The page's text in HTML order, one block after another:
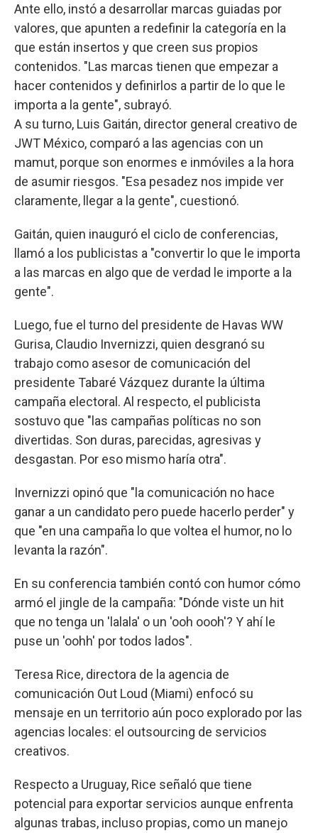
Ante ello, instó a desarrollar marcas guiadas por
valores, que apunten a redefinir la categoría en la
que están insertos y que creen sus propios
contenidos. "Las marcas tienen que empezar a
hacer contenidos y definirlos a partir de lo que le
importa a la gente", subrayó.
A su turno, Luis Gaitán, director general creativo de
JWT México, comparó a las agencias con un
mamut, porque son enormes e inmóviles a la hora
de asumir riesgos. "Esa pesadez nos impide ver
claramente, llegar a la gente", cuestionó.
Gaitán, quien inauguró el ciclo de conferencias,
llamó a los publicistas a "convertir lo que le importa
a las marcas en algo que de verdad le importe a la
gente".
Luego, fue el turno del presidente de Havas WW
Gurisa, Claudio Invernizzi, quien desgranó su
trabajo como asesor de comunicación del
presidente Tabaré Vázquez durante la última
campaña electoral. Al respecto, el publicista
sostuvo que "las campañas políticas no son
divertidas. Son duras, parecidas, agresivas y
desgastan. Por eso mismo haría otra".
Invernizzi opinó que "la comunicación no hace
ganar a un candidato pero puede hacerlo perder" y
que "en una campaña lo que voltea el humor, no lo
levanta la razón".
En su conferencia también contó con humor cómo
armó el jingle de la campaña: "Dónde viste un hit
que no tenga un 'lalala' o un 'ooh oooh'? Y ahí le
puse un 'oohh' por todos lados".
Teresa Rice, directora de la agencia de
comunicación Out Loud (Miami) enfocó su
mensaje en un territorio aún poco explorado por las
agencias locales: el outsourcing de servicios
creativos.
Respecto a Uruguay, Rice señaló que tiene
potencial para exportar servicios aunque enfrenta
algunas trabas, incluso propias, como un manejo